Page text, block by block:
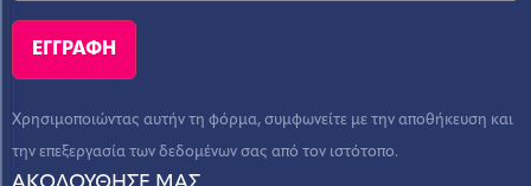
Χρησιμοποιώντας αυτήν τη φόρμα, συμφωνείτε με την αποθήκευση και
την επεξεργασία των δεδομένων σας από τον ιστότοπο.